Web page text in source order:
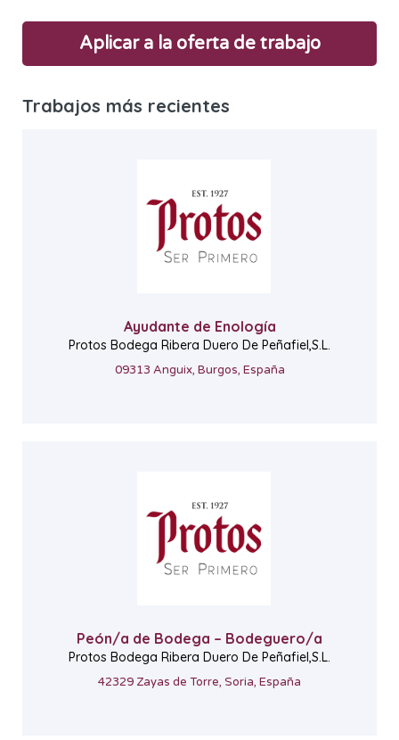
Aplicar a la oferta de trabajo
Trabajos más recientes
Ayudante de Enología
Protos Bodega Ribera Duero De Peñafiel,S.L.
09313 Anguix, Burgos, España
Peón/a de Bodega – Bodeguero/a
Protos Bodega Ribera Duero De Peñafiel,S.L.
42329 Zayas de Torre, Soria, España